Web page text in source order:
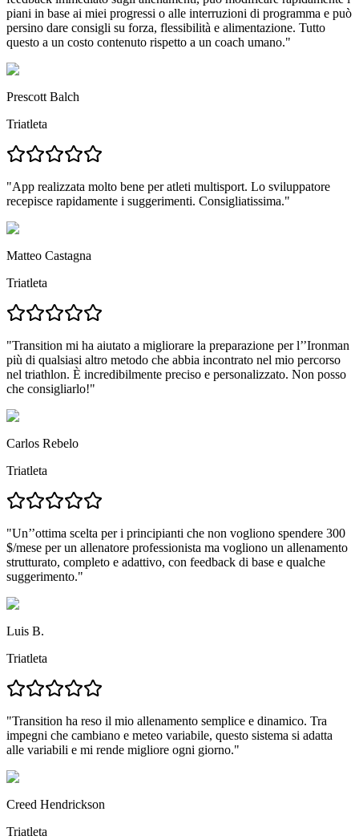
piani in base ai miei progressi o alle interruzioni di programma e può
persino dare consigli su forza, flessibilità e alimentazione. Tutto
questo a un costo contenuto rispetto a un coach umano."
Prescott Balch
Triatleta
"App realizzata molto bene per atleti multisport. Lo sviluppatore
recepisce rapidamente i suggerimenti. Consigliatissima."
Matteo Castagna
Triatleta
"Transition mi ha aiutato a migliorare la preparazione per l’’Ironman
più di qualsiasi altro metodo che abbia incontrato nel mio percorso
nel triathlon. È incredibilmente preciso e personalizzato. Non posso
che consigliarlo!"
Carlos Rebelo
Triatleta
"Un’’ottima scelta per i principianti che non vogliono spendere 300
$/mese per un allenatore professionista ma vogliono un allenamento
strutturato, completo e adattivo, con feedback di base e qualche
suggerimento."
Luis B.
Triatleta
"Transition ha reso il mio allenamento semplice e dinamico. Tra
impegni che cambiano e meteo variabile, questo sistema si adatta
alle variabili e mi rende migliore ogni giorno."
Creed Hendrickson
Triatleta